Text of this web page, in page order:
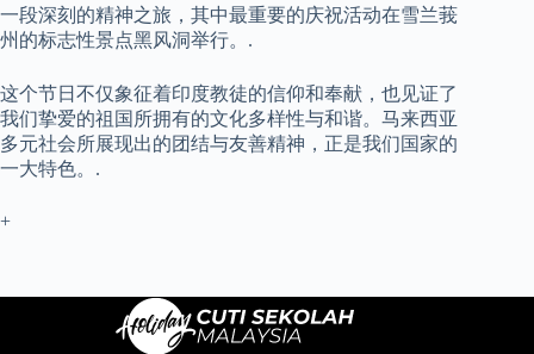
一段深刻的精神之旅，其中最重要的庆祝活动在雪兰莪
州的标志性景点黑风洞举行。.
这个节日不仅象征着印度教徒的信仰和奉献，也见证了
我们挚爱的祖国所拥有的文化多样性与和谐。马来西亚
多元社会所展现出的团结与友善精神，正是我们国家的
一大特色。.
+